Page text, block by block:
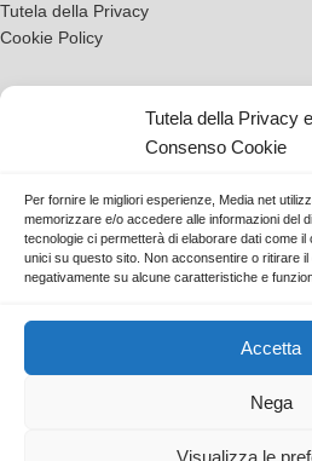
Tutela della Privacy
Consenso Cookie
Per fornire le migliori esperienze, Media net
memorizzare e/o accedere alle informazioni del
tecnologie ci permetterà di elaborare dati come
unici su questo sito. Non acconsentire o ritirare
negativamente su alcune caratteristiche e
Accetta
Nega
Visualizza le
Tutela della Privacy
Cookie Policy
Scarica l'App
Media net -